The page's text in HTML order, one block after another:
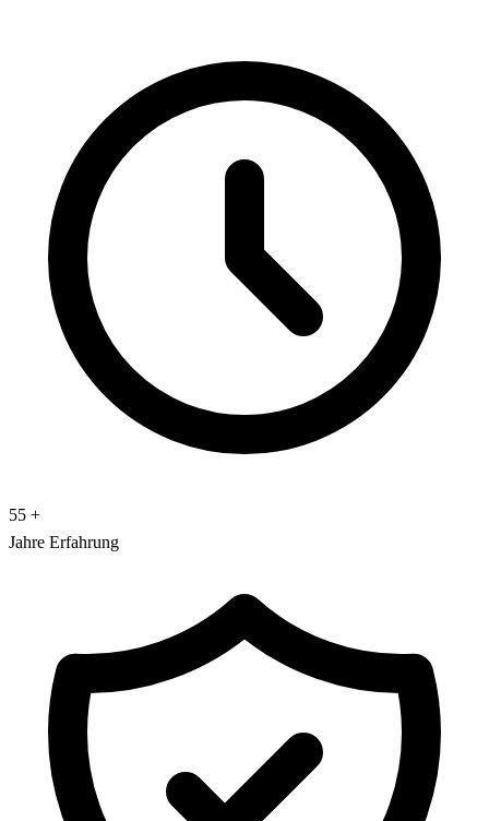
55 +
Jahre Erfahrung